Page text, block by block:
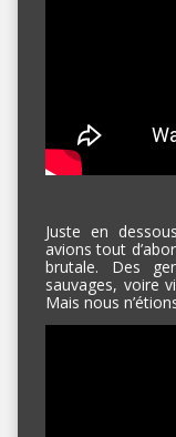
Juste en
avions tout
brutale. Des
sauvages, voire
Mais nous